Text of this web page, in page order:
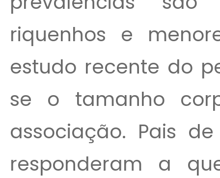
riquenhos e
estudo recente do
se o tamanho
associação. Pais
responderam a